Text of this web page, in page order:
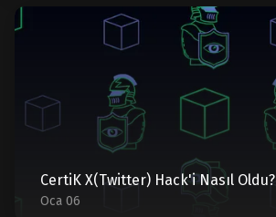
CertiK X(Twitter) Hack'i Nasıl Oldu?
Oca 06